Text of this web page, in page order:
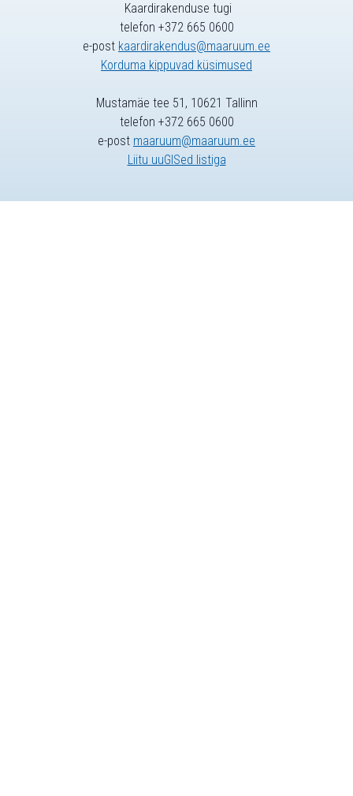
Kaardirakenduse tugi
telefon +372 665 0600
e-post kaardirakendus@maaruum.ee
Korduma kippuvad küsimused
Mustamäe tee 51, 10621 Tallinn
telefon +372 665 0600
e-post maaruum@maaruum.ee
Liitu uuGISed listiga